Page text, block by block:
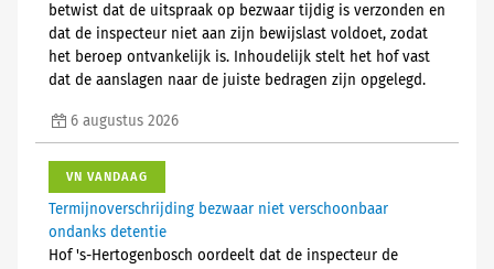
betwist dat de uitspraak op bezwaar tijdig is verzonden en
dat de inspecteur niet aan zijn bewijslast voldoet, zodat
het beroep ontvankelijk is. Inhoudelijk stelt het hof vast
dat de aanslagen naar de juiste bedragen zijn opgelegd.
6 augustus 2026
VN VANDAAG
Termijnoverschrijding bezwaar niet verschoonbaar
ondanks detentie
Hof 's-Hertogenbosch oordeelt dat de inspecteur de